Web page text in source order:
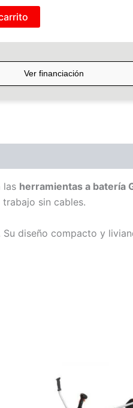
las herramientas a batería
sin cables.
diseño compacto y